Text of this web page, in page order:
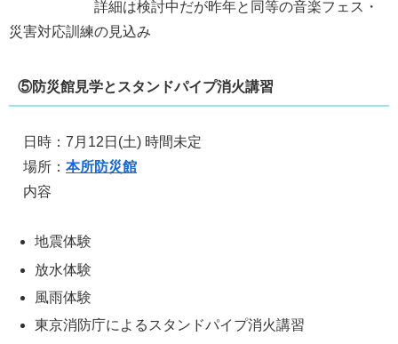
詳細は検討中だが昨年と同等の音楽フェス・
災害対応訓練の見込み
⑤防災館見学とスタンドパイプ消火講習
日時：7月12日(土) 時間未定
場所： 本所防災館
内容
地震体験
放水体験
風雨体験
東京消防庁によるスタンドパイプ消火講習